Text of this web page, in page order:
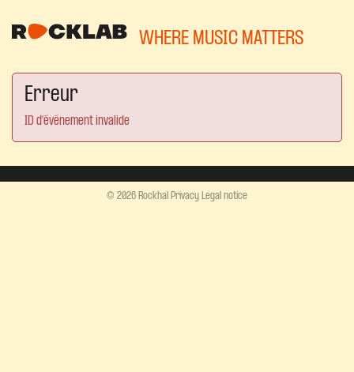
WHERE MUSIC MATTERS
Erreur
ID d'événement invalide
© 2026 Rockhal Privacy Legal notice